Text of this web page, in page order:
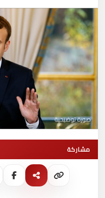
صورة توضيحية
مشاركة